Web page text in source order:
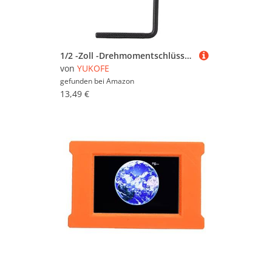
oder nach reduzierten Möbeln zu suchen.
Stöbern Sie in aller Ruhe und lassen Sie sich
inspirieren - wir wünschen Ihnen viel Spaß dabei!
1/2 -Zoll -Drehmomentschlüsselwinkel -Gauge -Werkzeug, 360 ° Einstellbarer Antriebswinkel -Torsionsschlüssel Messen Sie das Auto -Gauge -Werkzeug für Autokennzüge
von YUKOFE
gefunden bei Amazon
13,49 €